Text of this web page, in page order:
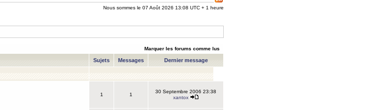
Nous sommes le 07 Août 2026 13:08 UTC + 1 heure
Marquer les forums comme lus
Sujets Messages Dernier message
1 1
30 Septembre 2006 23:38
xantox